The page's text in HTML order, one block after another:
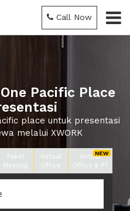
Call Now
Pacific Place
place untuk presentasi
melalui XWORK
Paket
Meeting
Virtual
Office
Virtual
Office & PT